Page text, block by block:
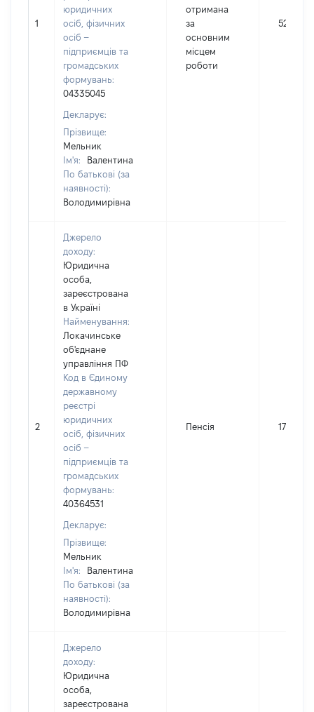
1
юридичних
осіб, фізичних
осіб –
підприємців та
громадських
формувань:
04335045
Декларує:
Прізвище:
Мельник
Ім'я:
Валентина
По батькові (за
наявності):
Володимирівна
отримана
за
основним
місцем
роботи
52756
2
Джерело
доходу:
Юридична
особа,
зареєстрована
в Україні
Найменування:
Локачинське
об'єднане
управління ПФ
Код в Єдиному
державному
реєстрі
юридичних
осіб, фізичних
осіб –
підприємців та
громадських
формувань:
40364531
Декларує:
Прізвище:
Мельник
Ім'я:
Валентина
По батькові (за
наявності):
Володимирівна
Пенсія 17344
Джерело
доходу:
Юридична
особа,
зареєстрована